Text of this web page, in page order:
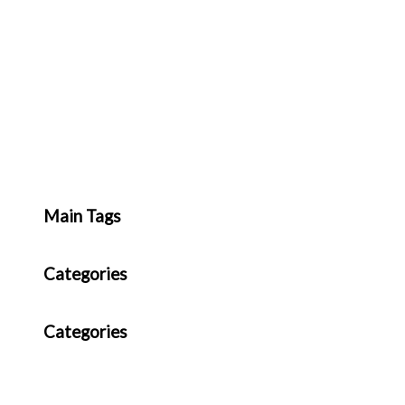
Main Tags
Categories
Categories